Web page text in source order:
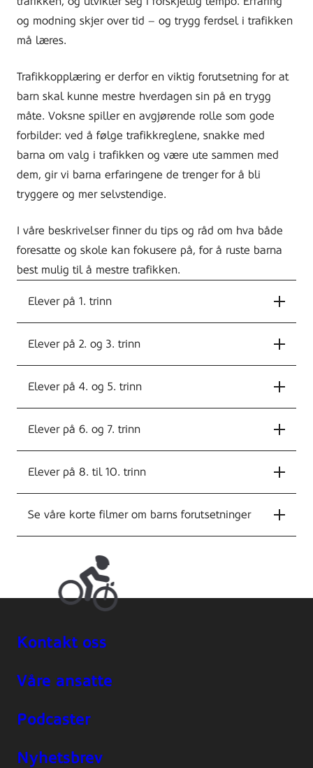
og modning skjer over tid – og trygg ferdsel i trafikken
må læres.
Trafikkopplæring er derfor en viktig forutsetning for at
barn skal kunne mestre hverdagen sin på en trygg
måte. Voksne spiller en avgjørende rolle som gode
forbilder: ved å følge trafikkreglene, snakke med
barna om valg i trafikken og være ute sammen med
dem, gir vi barna erfaringene de trenger for å bli
tryggere og mer selvstendige.
I våre beskrivelser finner du tips og råd om hva både
foresatte og skole kan fokusere på, for å ruste barna
best mulig til å mestre trafikken.
Elever på 1. trinn
Elever på 2. og 3. trinn
Elever på 4. og 5. trinn
Elever på 6. og 7. trinn
Elever på 8. til 10. trinn
Se våre korte filmer om barns forutsetninger
Kontakt oss
Våre ansatte
Podcaster
Nyhetsbrev